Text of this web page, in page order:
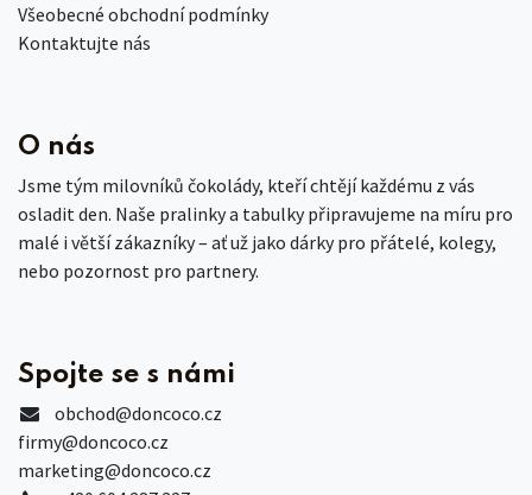
Všeobecné obchodní podmínky
Kontaktujte nás
O nás
Jsme tým milovníků čokolády, kteří chtějí každému z vás
osladit den. Naše pralinky a tabulky připravujeme na míru pro
malé i větší zákazníky – ať už jako dárky pro přátelé, kolegy,
nebo pozornost pro partnery.
Spojte se s námi
obchod@doncoco.cz
firmy@doncoco.cz
marketing@doncoco.cz